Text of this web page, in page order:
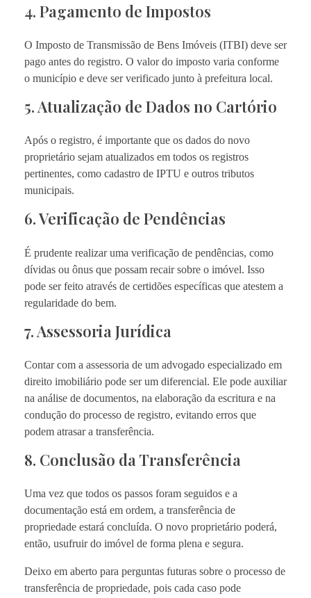
4. Pagamento de Impostos
O Imposto de Transmissão de Bens Imóveis (ITBI) deve ser
pago antes do registro. O valor do imposto varia conforme
o município e deve ser verificado junto à prefeitura local.
5. Atualização de Dados no Cartório
Após o registro, é importante que os dados do novo
proprietário sejam atualizados em todos os registros
pertinentes, como cadastro de IPTU e outros tributos
municipais.
6. Verificação de Pendências
É prudente realizar uma verificação de pendências, como
dívidas ou ônus que possam recair sobre o imóvel. Isso
pode ser feito através de certidões específicas que atestem a
regularidade do bem.
7. Assessoria Jurídica
Contar com a assessoria de um advogado especializado em
direito imobiliário pode ser um diferencial. Ele pode auxiliar
na análise de documentos, na elaboração da escritura e na
condução do processo de registro, evitando erros que
podem atrasar a transferência.
8. Conclusão da Transferência
Uma vez que todos os passos foram seguidos e a
documentação está em ordem, a transferência de
propriedade estará concluída. O novo proprietário poderá,
então, usufruir do imóvel de forma plena e segura.
Deixo em aberto para perguntas futuras sobre o processo de
transferência de propriedade, pois cada caso pode